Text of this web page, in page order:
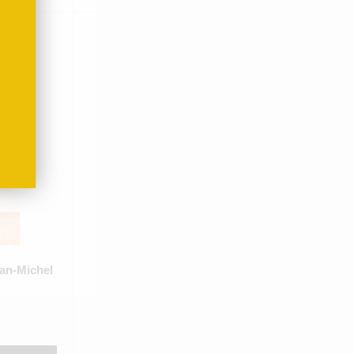
Michel